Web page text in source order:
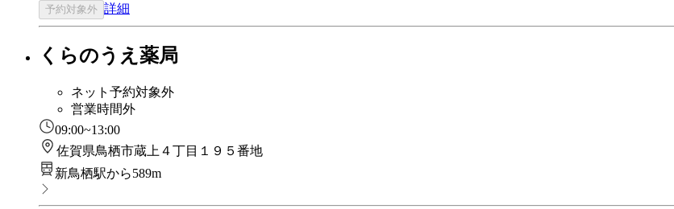
予約対象外 詳細
くらのうえ薬局
ネット予約対象外
営業時間外
09:00~13:00
佐賀県鳥栖市蔵上４丁目１９５番地
新鳥栖駅から589m